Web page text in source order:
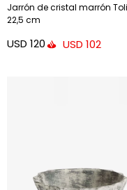
Jarrón de cristal marrón
22,5 cm
USD 120 USD 102